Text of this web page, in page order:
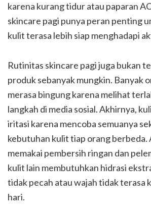
karena kurang tidur atau paparan
skincare pagi punya peran penting
kulit terasa lebih siap menghadapi
Rutinitas skincare pagi juga bukan
produk sebanyak mungkin. Banyak
merasa bingung karena melihat
langkah di media sosial. Akhirnya,
iritasi karena mencoba semuanya
kebutuhan kulit tiap orang berbeda.
memakai pembersih ringan dan
kulit lain membutuhkan hidrasi
tidak pecah atau wajah tidak terasa
hari.